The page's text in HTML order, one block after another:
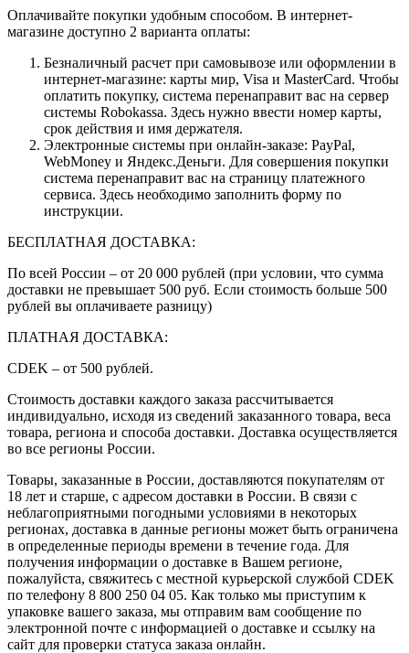
Оплачивайте покупки удобным способом. В интернет-
магазине доступно 2 варианта оплаты:
Безналичный расчет при самовывозе или оформлении в
интернет-магазине: карты мир, Visa и MasterCard. Чтобы
оплатить покупку, система перенаправит вас на сервер
системы Robokassa. Здесь нужно ввести номер карты,
срок действия и имя держателя.
Электронные системы при онлайн-заказе: PayPal,
WebMoney и Яндекс.Деньги. Для совершения покупки
система перенаправит вас на страницу платежного
сервиса. Здесь необходимо заполнить форму по
инструкции.
БЕСПЛАТНАЯ ДОСТАВКА:
По всей России – от 20 000 рублей (при условии, что сумма
доставки не превышает 500 руб. Если стоимость больше 500
рублей вы оплачиваете разницу)
ПЛАТНАЯ ДОСТАВКА:
CDEK – от 500 рублей.
Стоимость доставки каждого заказа рассчитывается
индивидуально, исходя из сведений заказанного товара, веса
товара, региона и способа доставки. Доставка осуществляется
во все регионы России.
Товары, заказанные в России, доставляются покупателям от
18 лет и старше, с адресом доставки в России. В связи с
неблагоприятными погодными условиями в некоторых
регионах, доставка в данные регионы может быть ограничена
в определенные периоды времени в течение года. Для
получения информации о доставке в Вашем регионе,
пожалуйста, свяжитесь с местной курьерской службой CDEK
по телефону 8 800 250 04 05. Как только мы приступим к
упаковке вашего заказа, мы отправим вам сообщение по
электронной почте с информацией о доставке и ссылку на
сайт для проверки статуса заказа онлайн.